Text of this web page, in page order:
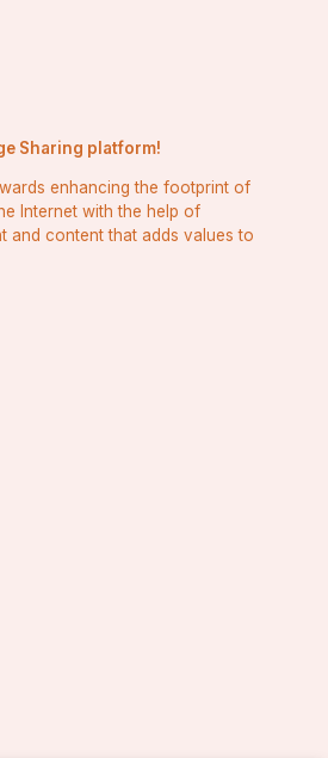
Sharing platform!
enhancing the footprint of
Internet with the help of
and content that adds values to